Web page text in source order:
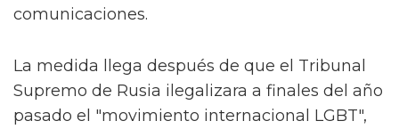
comunicaciones.
La medida llega después de que el Tribunal
Supremo de Rusia ilegalizara a finales del año
pasado el "movimiento internacional LGBT",